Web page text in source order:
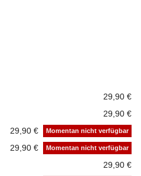
29,90 €
29,90 €
29,90 € Momentan nicht verfügbar
29,90 € Momentan nicht verfügbar
29,90 €